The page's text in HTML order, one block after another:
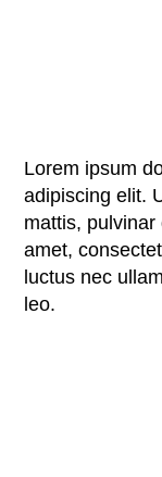
Lorem ipsum
adipiscing elit.
mattis,
amet,
luctus nec
leo.